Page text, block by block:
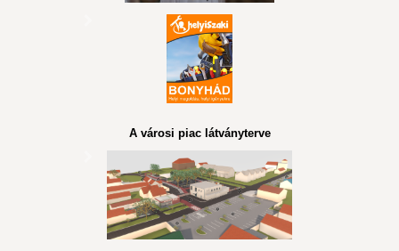
A városi piac látványterve